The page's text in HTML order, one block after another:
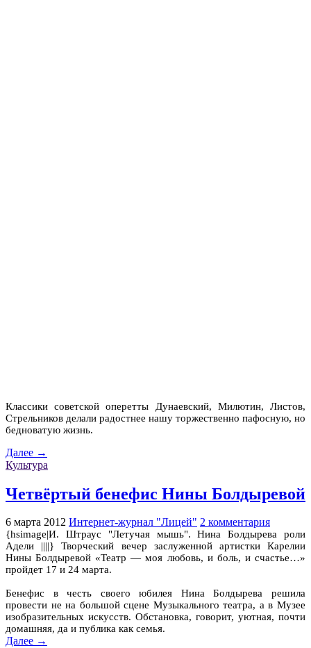
Классики советской оперетты Дунаевский, Милютин, Листов,
Стрельников делали радостнее нашу торжественно пафосную, но
бедноватую жизнь.
Далее →
Культура
Четвёртый бенефис Нины Болдыревой
6 марта 2012 Интернет-журнал "Лицей" 2 комментария
{hsimage|И. Штраус "Летучая мышь". Нина Болдырева роли
Адели ||||} Творческий вечер заслуженной артистки Карелии
Нины Болдыревой «Театр — моя любовь, и боль, и счастье…»
пройдет 17 и 24 марта.
Бенефис в честь своего юбилея Нина Болдырева решила
провести не на большой сцене Музыкального театра, а в Музее
изобразительных искусств. Обстановка, говорит, уютная, почти
домашняя, да и публика как семья.
Далее →